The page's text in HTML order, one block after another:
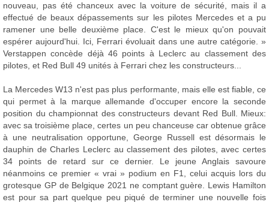
nouveau, pas été chanceux avec la voiture de sécurité, mais il a
effectué de beaux dépassements sur les pilotes Mercedes et a pu
ramener une belle deuxième place. C'est le mieux qu'on pouvait
espérer aujourd'hui. Ici, Ferrari évoluait dans une autre catégorie. »
Verstappen concède déjà 46 points à Leclerc au classement des
pilotes, et Red Bull 49 unités à Ferrari chez les constructeurs...
La Mercedes W13 n'est pas plus performante, mais elle est fiable, ce
qui permet à la marque allemande d'occuper encore la seconde
position du championnat des constructeurs devant Red Bull. Mieux:
avec sa troisième place, certes un peu chanceuse car obtenue grâce
à une neutralisation opportune, George Russell est désormais le
dauphin de Charles Leclerc au classement des pilotes, avec certes
34 points de retard sur ce dernier. Le jeune Anglais savoure
néanmoins ce premier « vrai » podium en F1, celui acquis lors du
grotesque GP de Belgique 2021 ne comptant guère. Lewis Hamilton
est pour sa part quelque peu piqué de terminer une nouvelle fois